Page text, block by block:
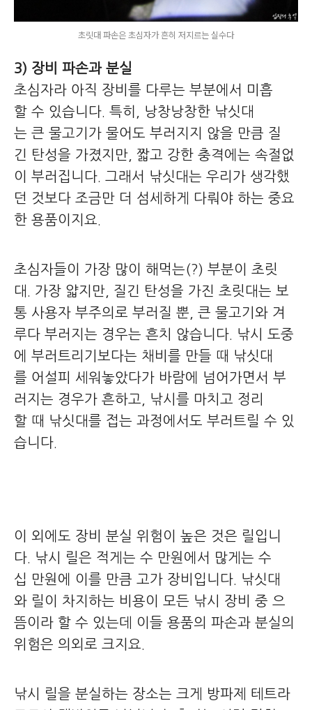
초릿대 파손은 초심자가 흔히 저지르는 실수다
3) 장비 파손과 분실
초심자라 아직 장비를 다루는 부분에서 미흡
할 수 있습니다. 특히, 낭창낭창한 낚싯대
는 큰 물고기가 물어도 부러지지 않을 만큼 질
긴 탄성을 가졌지만, 짧고 강한 충격에는 속절없
이 부러집니다. 그래서 낚싯대는 우리가 생각했
던 것보다 조금만 더 섬세하게 다뤄야 하는 중요
한 용품이지요.
초심자들이 가장 많이 해먹는(?) 부분이 초릿
대. 가장 얇지만, 질긴 탄성을 가진 초릿대는 보
통 사용자 부주의로 부러질 뿐, 큰 물고기와 겨
루다 부러지는 경우는 흔치 않습니다. 낚시 도중
에 부러트리기보다는 채비를 만들 때 낚싯대
를 어설피 세워놓았다가 바람에 넘어가면서 부
러지는 경우가 흔하고, 낚시를 마치고 정리
할 때 낚싯대를 접는 과정에서도 부러트릴 수 있
습니다.
이 외에도 장비 분실 위험이 높은 것은 릴입니
다. 낚시 릴은 적게는 수 만원에서 많게는 수
십 만원에 이를 만큼 고가 장비입니다. 낚싯대
와 릴이 차지하는 비용이 모든 낚시 장비 중 으
뜸이라 할 수 있는데 이들 용품의 파손과 분실의
위험은 의외로 크지요.
낚시 릴을 분실하는 장소는 크게 방파제 테트라